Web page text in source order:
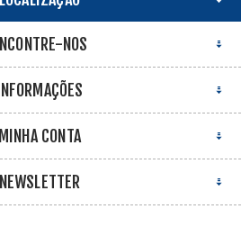
NOS
INFORMAÇÕES
MINHA CONTA
NEWSLETTER